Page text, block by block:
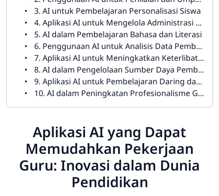
3. AI untuk Pembelajaran Personalisasi Siswa
4. Aplikasi AI untuk Mengelola Administrasi dan Jadwal
5. AI dalam Pembelajaran Bahasa dan Literasi
6. Penggunaan AI untuk Analisis Data Pembelajaran
7. Aplikasi AI untuk Meningkatkan Keterlibatan Siswa
8. AI dalam Pengelolaan Sumber Daya Pembelajaran
9. Aplikasi AI untuk Pembelajaran Daring dan Hybrid
10. AI dalam Peningkatan Profesionalisme Guru
Aplikasi AI yang Dapat
Memudahkan Pekerjaan
Guru: Inovasi dalam Dunia
Pendidikan